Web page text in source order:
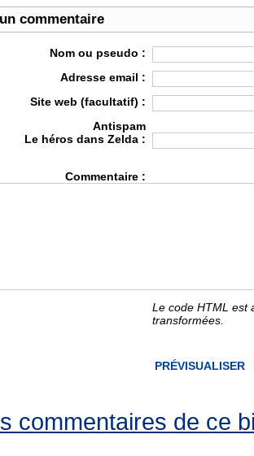
commentaire
Nom ou pseudo :
Adresse email :
Site web (facultatif) :
Antispam
Le héros dans Zelda :
Commentaire :
Le code HTML est
transformées.
commentaires de ce